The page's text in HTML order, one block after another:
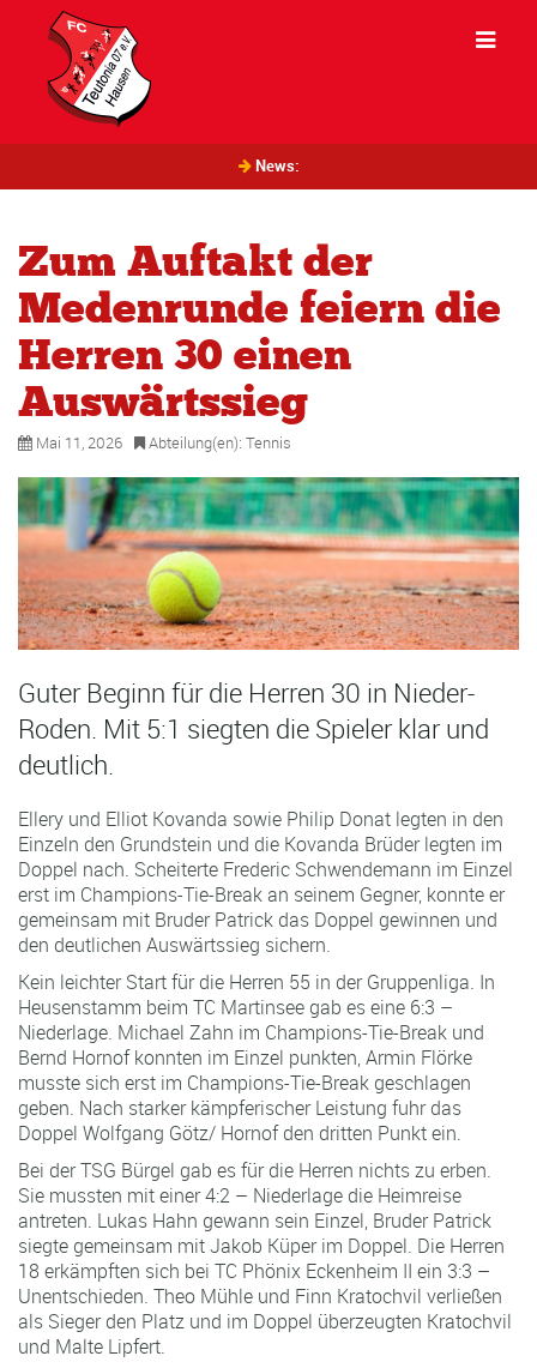
News:
Zum Auftakt der
Medenrunde feiern die
Herren 30 einen
Auswärtssieg
Mai 11, 2026 Abteilung(en): Tennis
Guter Beginn für die Herren 30 in Nieder-
Roden. Mit 5:1 siegten die Spieler klar und
deutlich.
Ellery und Elliot Kovanda sowie Philip Donat legten in den
Einzeln den Grundstein und die Kovanda Brüder legten im
Doppel nach. Scheiterte Frederic Schwendemann im Einzel
erst im Champions-Tie-Break an seinem Gegner, konnte er
gemeinsam mit Bruder Patrick das Doppel gewinnen und
den deutlichen Auswärtssieg sichern.
Kein leichter Start für die Herren 55 in der Gruppenliga. In
Heusenstamm beim TC Martinsee gab es eine 6:3 –
Niederlage. Michael Zahn im Champions-Tie-Break und
Bernd Hornof konnten im Einzel punkten, Armin Flörke
musste sich erst im Champions-Tie-Break geschlagen
geben. Nach starker kämpferischer Leistung fuhr das
Doppel Wolfgang Götz/ Hornof den dritten Punkt ein.
Bei der TSG Bürgel gab es für die Herren nichts zu erben.
Sie mussten mit einer 4:2 – Niederlage die Heimreise
antreten. Lukas Hahn gewann sein Einzel, Bruder Patrick
siegte gemeinsam mit Jakob Küper im Doppel. Die Herren
18 erkämpften sich bei TC Phönix Eckenheim II ein 3:3 –
Unentschieden. Theo Mühle und Finn Kratochvil verließen
als Sieger den Platz und im Doppel überzeugten Kratochvil
und Malte Lipfert.